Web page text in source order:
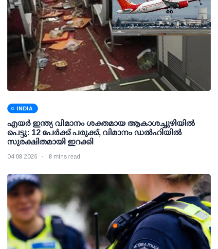
INDIA
എയര്‍ ഇന്ത്യ വിമാനം ശക്തമായ ആകാശച്ചുഴിയില്‍
പെട്ടു: 12 പേര്‍ക്ക് പരുക്ക്, വിമാനം ഡല്‍ഹിയില്‍
സുരക്ഷിതമായി ഇറക്കി
04 08 2026 8 mins read